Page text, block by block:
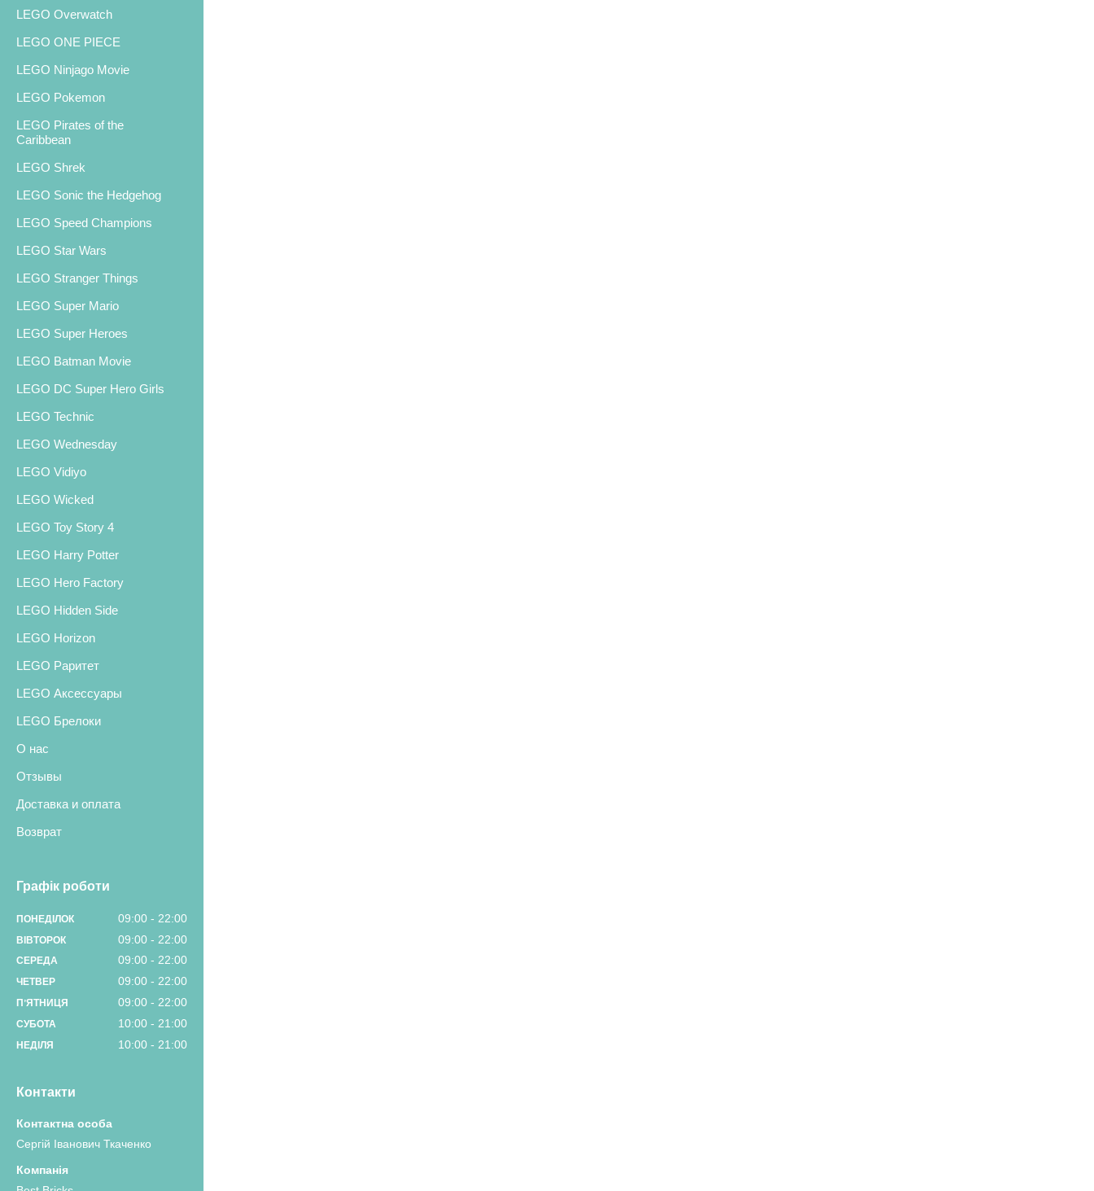
LEGO Overwatch
LEGO ONE PIECE
LEGO Ninjago Movie
LEGO Pokemon
LEGO Pirates of the
Caribbean
LEGO Shrek
LEGO Sonic the Hedgehog
LEGO Speed Champions
LEGO Star Wars
LEGO Stranger Things
LEGO Super Mario
LEGO Super Heroes
LEGO Batman Movie
LEGO DC Super Hero Girls
LEGO Technic
LEGO Wednesday
LEGO Vidiyo
LEGO Wicked
LEGO Toy Story 4
LEGO Harry Potter
LEGO Hero Factory
LEGO Hidden Side
LEGO Horizon
LEGO Раритет
LEGO Аксессуары
LEGO Брелоки
О нас
Отзывы
Доставка и оплата
Возврат
Графік роботи
ПОНЕДІЛОК 09:00 22:00
ВІВТОРОК 09:00 22:00
СЕРЕДА 09:00 22:00
ЧЕТВЕР 09:00 22:00
ПʼЯТНИЦЯ 09:00 22:00
СУБОТА 10:00 21:00
НЕДІЛЯ 10:00 21:00
Контакти
Сергій Іванович Ткаченко